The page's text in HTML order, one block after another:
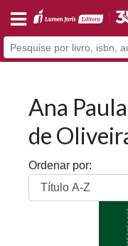
Ana
de
Ordenar por: